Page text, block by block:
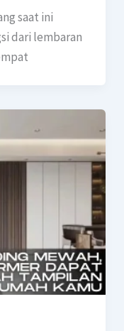
saat ini
dari lembaran